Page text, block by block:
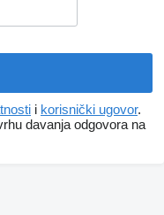
i korisnički ugovor.
davanja odgovora na